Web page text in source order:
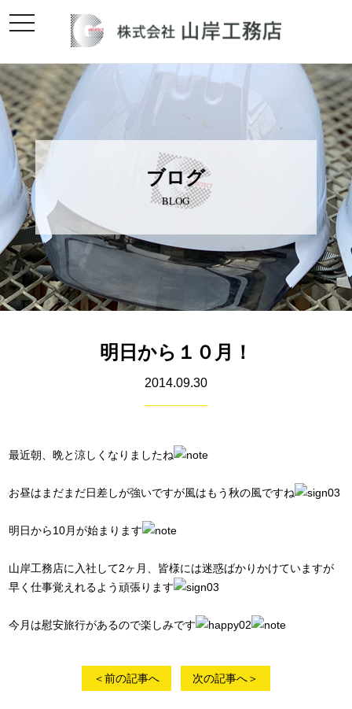
toggle
navigation
ブログ
BLOG
明日から１０月！
2014.09.30
最近朝、晩と涼しくなりましたね
お昼はまだまだ日差しが強いですが風はもう秋の風ですね
明日から10月が始まります
山岸工務店に入社して2ヶ月、皆様には迷惑ばかりかけていますが
早く仕事覚えれるよう頑張ります
今月は慰安旅行があるので楽しみです
＜前の記事へ 次の記事へ＞